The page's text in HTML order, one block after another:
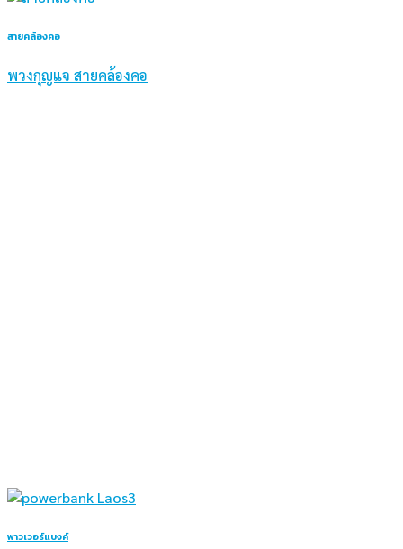
สายคล้องคอ
พวงกุญแจ สายคล้องคอ
พาวเวอร์แบงค์